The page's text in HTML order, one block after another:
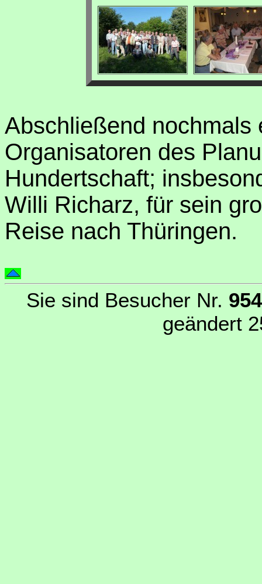
Abschließend nochmals
Organisatoren des
Hundertschaft;
Willi Richarz, für sein
Reise nach Thüringen.
Sie sind Besucher Nr.
geändert